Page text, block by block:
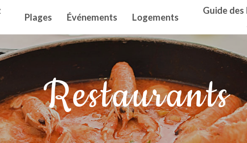
principal
Plages Événements Logements
Guide
Restaurants